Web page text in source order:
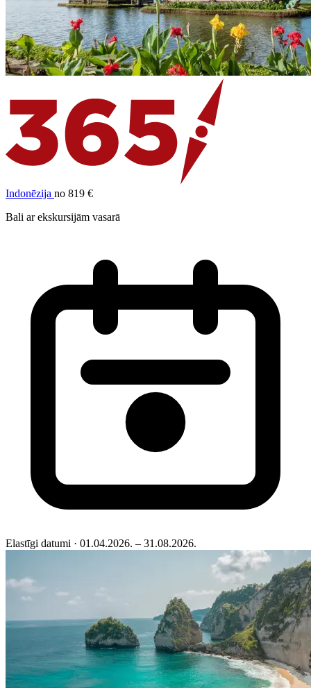
Indonēzija no 819 €
Bali ar ekskursijām vasarā
Elastīgi datumi · 01.04.2026. – 31.08.2026.